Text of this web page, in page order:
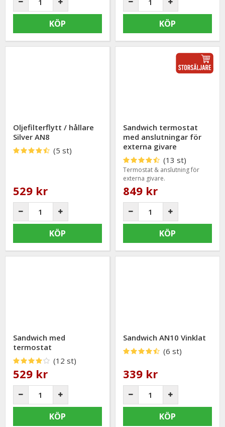
KÖP KÖP
Oljefilterflytt / hållare
Silver AN8
(5 st)
529 kr
KÖP
Sandwich termostat
med anslutningar för
externa givare
(13 st)
Termostat & anslutning för
externa givare.
849 kr
KÖP
Sandwich med
termostat
(12 st)
529 kr
KÖP
Sandwich AN10 Vinklat
(6 st)
339 kr
KÖP